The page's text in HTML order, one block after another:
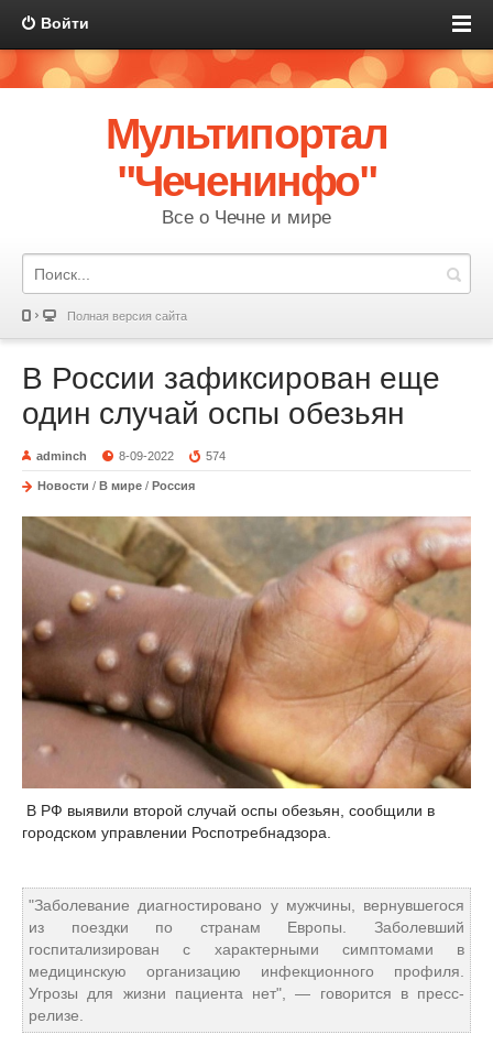
Войти
Мультипортал
"Чеченинфо"
Все о Чечне и мире
Полная версия сайта
В России зафиксирован еще
один случай оспы обезьян
adminch 8-09-2022 574
Новости / В мире / Россия
В РФ выявили второй случай оспы обезьян, сообщили в
городском управлении Роспотребнадзора.
"Заболевание диагностировано у мужчины, вернувшегося
из поездки по странам Европы. Заболевший
госпитализирован с характерными симптомами в
медицинскую организацию инфекционного профиля.
Угрозы для жизни пациента нет", — говорится в пресс-
релизе.